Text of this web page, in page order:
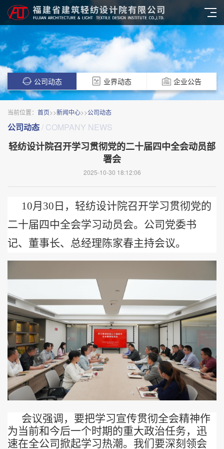
公司动态 业界动态 企业公告
当前位置： 首页>>新闻中心>>公司动态
公司动态/ COMPANY NEWS
轻纺设计院召开学习贯彻党的二十届四中全会动员部
署会
2025-10-30 18:12:06
10月30日，轻纺设计院召开学习贯彻党的
二十届四中全会学习动员会。公司党委书
记、董事长、总经理陈家春主持会议。
会议强调，要把学习宣传贯彻全会精神作
为当前和今后一个时期的重大政治任务，迅
速在全公司掀起学习热潮。我们要深刻领会